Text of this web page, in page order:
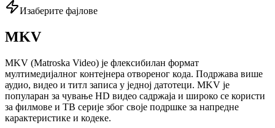
Изаберите фајлове
MKV
MKV (Matroska Video) је флексибилан формат
мултимедијалног контејнера отвореног кода. Подржава више
аудио, видео и титл записа у једној датотеци. MKV је
популаран за чување HD видео садржаја и широко се користи
за филмове и ТВ серије због своје подршке за напредне
карактеристике и кодеке.